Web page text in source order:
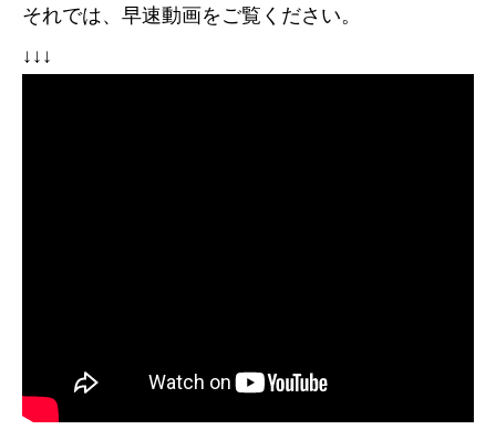
それでは、早速動画をご覧ください。
↓↓↓